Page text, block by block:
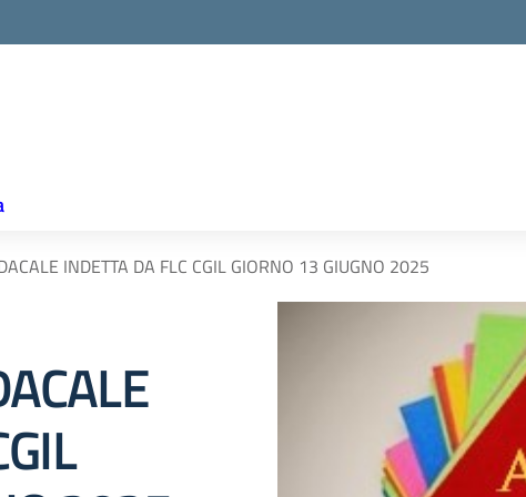
INDETTA DA FLC CGIL GIORNO 13 GIUGNO 2025